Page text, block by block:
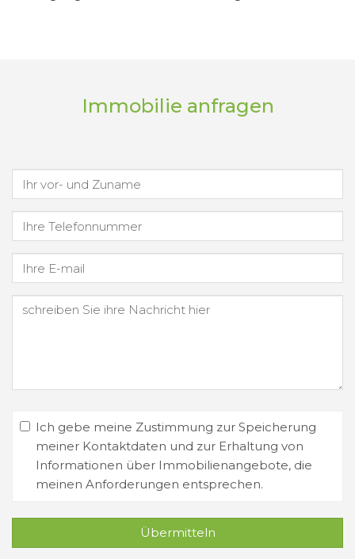
Immobilie anfragen
Ich gebe meine Zustimmung zur Speicherung
meiner Kontaktdaten und zur Erhaltung von
Informationen über Immobilienangebote, die
meinen Anforderungen entsprechen.
Übermitteln